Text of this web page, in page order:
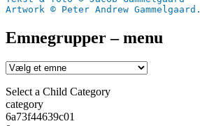
Artwork © Peter Andrew Gammelgaard.
Emnegrupper – menu
Select a Child Category
category
6a73f44639c01